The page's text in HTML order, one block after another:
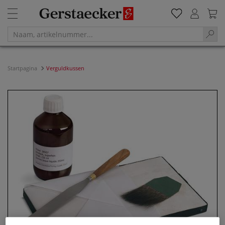
Startpagina Verguldkussen